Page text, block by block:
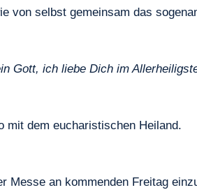
von selbst gemeinsam das
Gott, ich liebe Dich im
mit dem eucharistischen Heiland.
Messe an kommenden Freitag